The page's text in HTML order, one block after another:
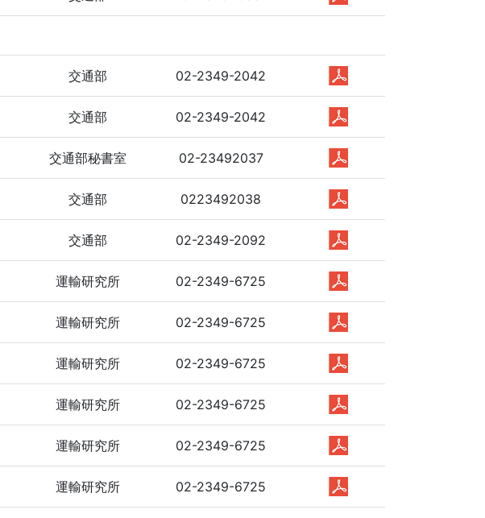
交通部 02-2349-2042
交通部 02-2349-2042
交通部秘書室 02-23492037
交通部 0223492038
交通部 02-2349-2092
運輸研究所 02-2349-6725
運輸研究所 02-2349-6725
運輸研究所 02-2349-6725
運輸研究所 02-2349-6725
運輸研究所 02-2349-6725
運輸研究所 02-2349-6725